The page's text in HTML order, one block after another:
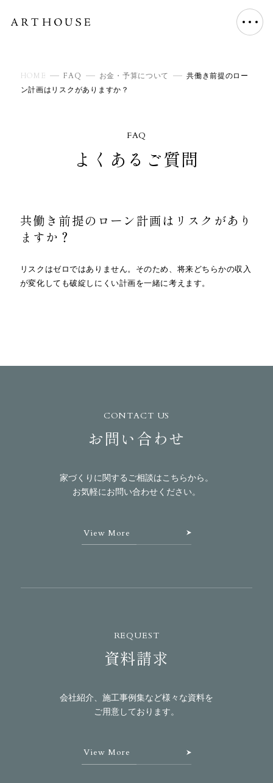
HOME FAQ お金・予算について
共働き前提のロー
ン計画はリスクがありますか？
FAQ
よくあるご質問
共働き前提のローン計画はリスクがあり
ますか？
リスクはゼロではありません。そのため、将来どちらかの収入
が変化しても破綻しにくい計画を一緒に考えます。
CONTACT US
お問い合わせ
家づくりに関するご相談はこちらから。
お気軽にお問い合わせください。
View More
REQUEST
資料請求
会社紹介、施工事例集など様々な資料を
ご用意しております。
View More